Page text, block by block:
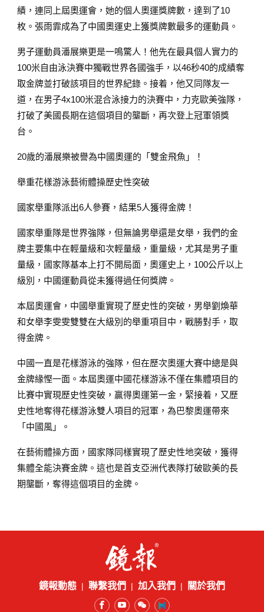
績，連同上屆奧運會，她的個人奧運獎牌數，達到了10
枚。張雨霏成為了中國奧運史上獲獎牌數最多的運動員。
男子運動員潘展樂更是一鳴驚人！他先在最具個人實力的
100米自由泳決賽中獨戰世界各國強手，以46秒40的成績奪
取金牌並打破該項目的世界紀錄。接着，他又同隊友一
道，在男子4x100米混合泳接力的決賽中，力克歐美強隊，
打破了美國長期在這個項目的壟斷，再次登上冠軍領獎
台。
20歲的潘展樂被譽為中國奧運的「雙金飛魚」！
舉重花樣游泳藝術體操歷史性突破
國家舉重隊派出6人參賽，結果5人獲得金牌！
國家舉重隊是世界強隊，但無論男舉還是女舉，我們的金
牌主要集中在輕量級和次輕量級，重量級，尤其是男子重
量級，國家隊基本上打不開局面，奧運史上，100公斤以上
級別，中國運動員從未獲得過任何獎牌。
本屆奧運會，中國舉重實現了歷史性的突破，男舉劉煥華
和女舉李雯雯雙雙在大級別的舉重項目中，戰勝對手，取
得金牌。
中國一直是花樣游泳的強隊，但在歷次奧運大賽中總是與
金牌緣慳一面。本屆奧運中國花樣游泳不僅在集體項目的
比賽中實現歷史性突破，贏得奧運第一金，緊接着，又歷
史性地奪得花樣游泳雙人項目的冠軍，為巴黎奧運帶來
「中國風」。
在藝術體操方面，國家隊同樣實現了歷史性地突破，獲得
集體全能決賽金牌。這也是首支亞洲代表隊打破歐美的長
期壟斷，奪得這個項目的金牌。
鏡報動態 聯繫我們 加入我們 關於我們